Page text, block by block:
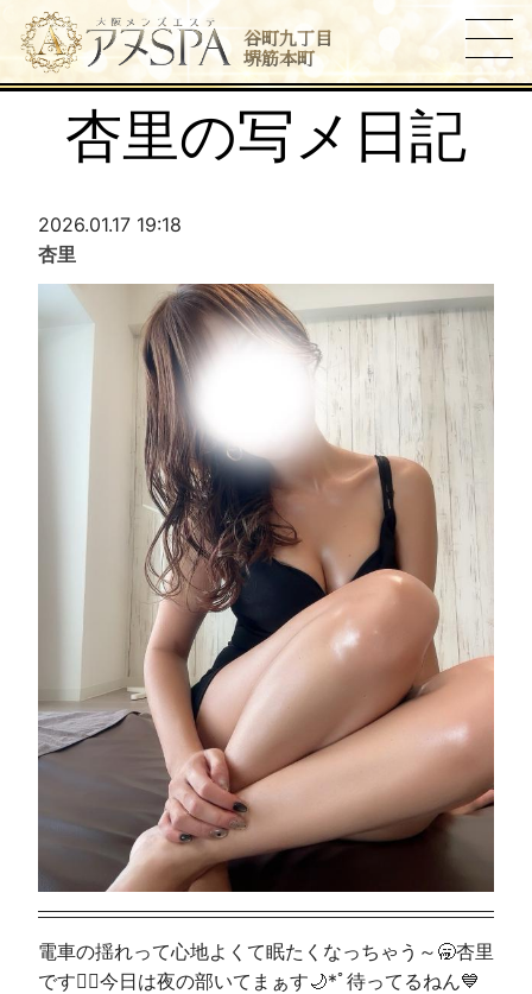
谷町九丁目
堺筋本町
杏里の写メ日記
2026.01.17 19:18
杏里
電車の揺れって心地よくて眠たくなっちゃう～🥱杏里
です🧚‍♀️今日は夜の部いてまぁす🌙*ﾟ待ってるねん💙